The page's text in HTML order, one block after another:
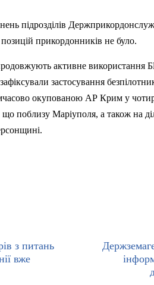
підрозділів
прикордонників не було.
активне використання
застосування
окупованою АР Крим у
поблизу Маріуполя, а також на
з питань
вже